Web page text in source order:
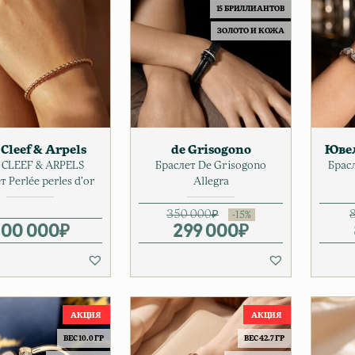
& Arpels
& ARPELS
Perlée perles d’or
000₽
15 БРИЛЛИАНТОВ
ЗОЛОТО И КОЖА
de Grisogono
Браслет De Grisogono
Allegra
350 000₽
299 000₽
Текущая цена:
ВЕС 10.0 ГР ВЕС 42.7 ГР